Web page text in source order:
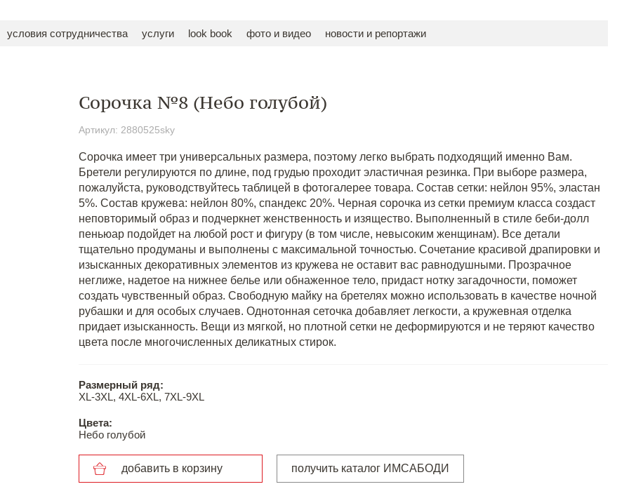
условия сотрудничества услуги look book фото и видео новости и репортажи
Сорочка №8 (Небо голубой)
Артикул: 2880525sky
Сорочка имеет три универсальных размера, поэтому легко выбрать подходящий именно Вам.
Бретели регулируются по длине, под грудью проходит эластичная резинка. При выборе размера,
пожалуйста, руководствуйтесь таблицей в фотогалерее товара. Состав сетки: нейлон 95%, эластан
5%. Состав кружева: нейлон 80%, спандекс 20%. Черная сорочка из сетки премиум класса создаст
неповторимый образ и подчеркнет женственность и изящество. Выполненный в стиле беби-долл
пеньюар подойдет на любой рост и фигуру (в том числе, невысоким женщинам). Все детали
тщательно продуманы и выполнены с максимальной точностью. Сочетание красивой драпировки и
изысканных декоративных элементов из кружева не оставит вас равнодушными. Прозрачное
неглиже, надетое на нижнее белье или обнаженное тело, придаст нотку загадочности, поможет
создать чувственный образ. Свободную майку на бретелях можно использовать в качестве ночной
рубашки и для особых случаев. Однотонная сеточка добавляет легкости, а кружевная отделка
придает изысканность. Вещи из мягкой, но плотной сетки не деформируются и не теряют качество
цвета после многочисленных деликатных стирок.
Размерный ряд:
XL-3XL, 4XL-6XL, 7XL-9XL
Цвета:
Небо голубой
добавить в корзину получить каталог ИМСАБОДИ